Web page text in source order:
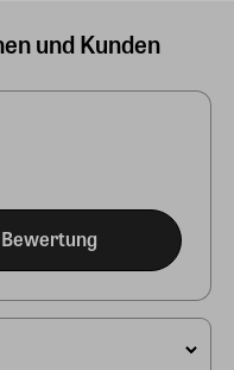
und Kunden